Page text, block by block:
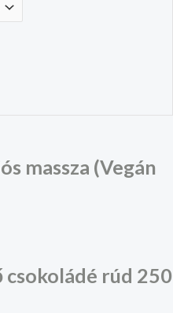
massza (Vegán
rúd 250